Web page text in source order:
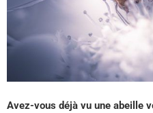
Avez-vous déjà vu une abeille